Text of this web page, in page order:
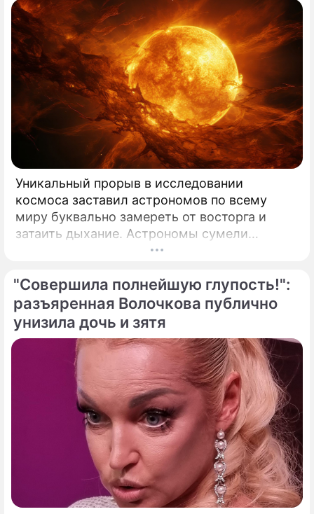
Уникальный прорыв в исследовании
космоса заставил астрономов по всему
миру буквально замереть от восторга и
затаить дыхание. Астрономы сумели
совершить невозможное и заглянуть в
доселе четкостью.
"Совершила полнейшую глупость!":
разъяренная Волочкова публично
унизила дочь и зятя